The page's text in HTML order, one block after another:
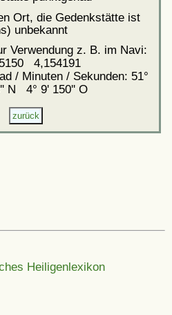
Ort, die Gedenkstätte ist
unbekannt
Verwendung z. B. im Navi:
4,154191
/ Minuten / Sekunden: 51°
N 4° 9' 150'' O
Heiligenlexikon